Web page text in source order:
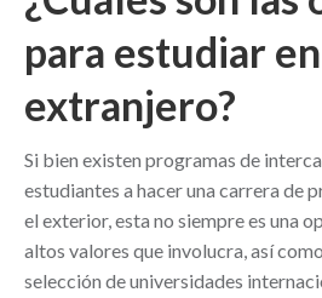
para estudiar
extranjero?
Si bien existen programas de
estudiantes a hacer una carrera de
el exterior, esta no siempre es una
altos valores que involucra, así
selección de universidades